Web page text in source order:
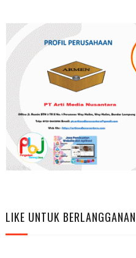
LIKE UNTUK